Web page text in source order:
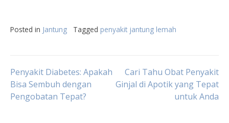
Posted in Jantung Tagged penyakit jantung lemah
Post
navigation
Penyakit Diabetes: Apakah
Bisa Sembuh dengan
Pengobatan Tepat?
Cari Tahu Obat Penyakit
Ginjal di Apotik yang Tepat
untuk Anda